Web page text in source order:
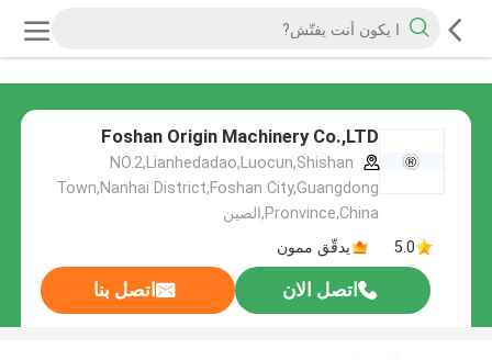
Foshan Origin Machinery Co.,LTD
NO.2,Lianhedadao,Luocun,Shishan
Town,Nanhai District,Foshan City,Guangdong
Pronvince,China,الصين
5.0
يدقّق ممون
اتصل الان اتصل بنا